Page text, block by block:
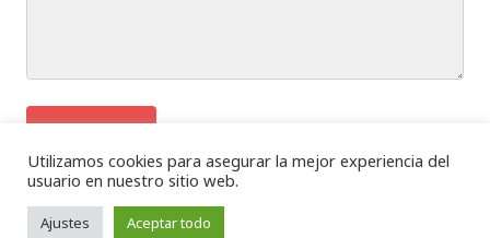
AVISO LEGAL
Utilizamos cookies para asegurar la mejor experiencia del
usuario en nuestro sitio web.
Ajustes Aceptar todo